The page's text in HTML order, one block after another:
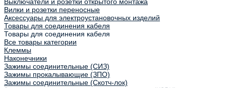
Выключатели и розетки открытого монтажа
Вилки и розетки переносные
Аксессуары для электроустановочных изделий
Товары для соединения кабеля
Товары для соединения кабеля
Все товары категории
Клеммы
Наконечники
Зажимы соединительные (СИЗ)
Зажимы прокалывающие (ЗПО)
Зажимы соединительные (Скотч-лок)